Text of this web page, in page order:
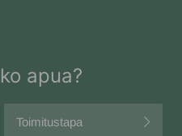
apua?
Toimitustapa